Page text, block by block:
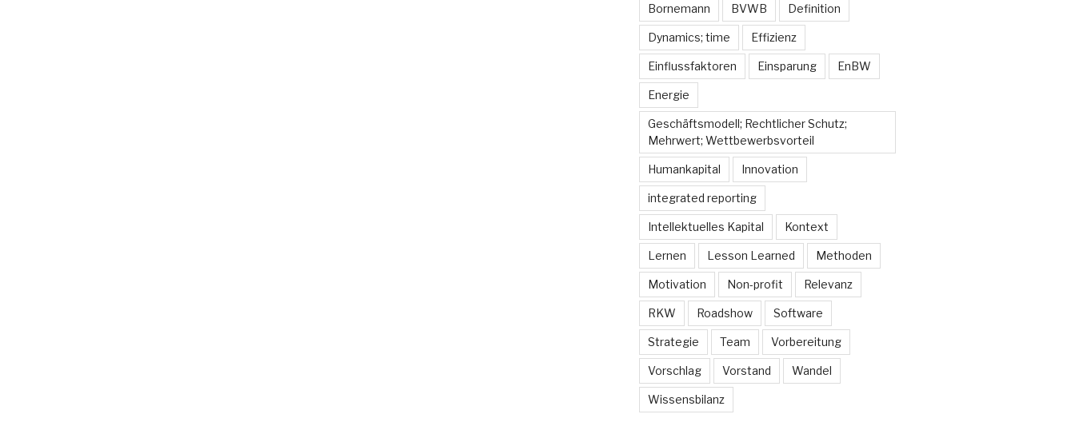
Bornemann BVWB Definition
Dynamics; time Effizienz
Einflussfaktoren Einsparung EnBW
Energie
Geschäftsmodell; Rechtlicher Schutz;
Mehrwert; Wettbewerbsvorteil
Humankapital Innovation
integrated reporting
Intellektuelles Kapital Kontext
Lernen Lesson Learned Methoden
Motivation Non-profit Relevanz
RKW Roadshow Software
Strategie Team Vorbereitung
Vorschlag Vorstand Wandel
Wissensbilanz